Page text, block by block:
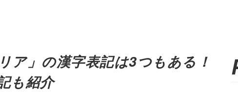
ア」の漢字表記は3つもある！
も紹介